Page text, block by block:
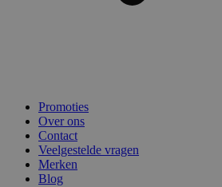
Promoties
Over ons
Contact
Veelgestelde vragen
Merken
Blog